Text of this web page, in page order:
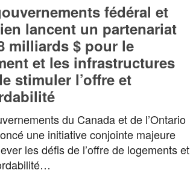
fédéral et
lancent un partenariat
milliards $ pour le
et les infrastructures
stimuler l’offre et
du Canada et de l’Ontario
une initiative conjointe majeure
les défis de l’offre de logements et